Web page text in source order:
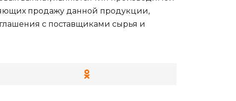
продажу данной продукции,
с поставщиками сырья и